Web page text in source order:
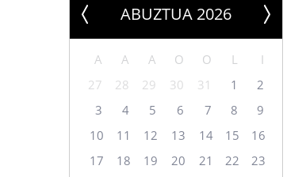
ABUZTUA 2026
A A A O O L
I
27
28 29 30 31 1
2
3
4 5 6 7 8
9
10
11 12 13 14 15
16
17
18 19 20 21 22
23